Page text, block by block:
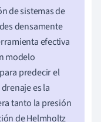
de sistemas de
densamente
efectiva
modelo
predecir el
es la
tanto la presión
de Helmholtz